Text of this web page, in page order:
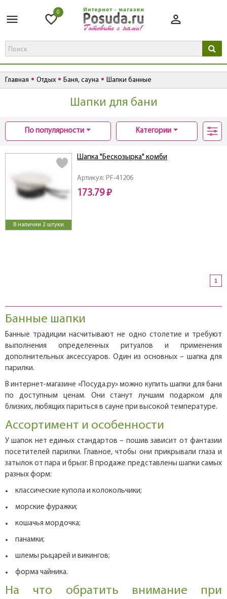
0
Главная Отдых Баня, сауна Шапки банные
Шапки для бани
По популярности Категории
В наличии 2 штуки
Артикул: PF-41206
Шапка "Бескозырка" комби
173.79 ₽
1
Банные шапки
Банные традиции насчитывают не одно столетие и требуют
выполнения определенных ритуалов и применения
дополнительных аксессуаров. Один из основных – шапка для
парилки.
В интернет-магазине «Посуда.ру» можно купить шапки для бани
по доступным ценам. Они станут лучшим подарком для
близких, любящих париться в сауне при высокой температуре.
Ассортимент и особенности
У шапок нет единых стандартов – пошив зависит от фантазии
посетителей парилки. Главное, чтобы они прикрывали глаза и
затылок от пара и брызг. В продаже представлены шапки самых
разных форм:
классические купола и колокольчики;
морские фуражки;
кошачья мордочка;
панамки;
шлемы рыцарей и викингов;
форма чайника.
На что обратить внимание при